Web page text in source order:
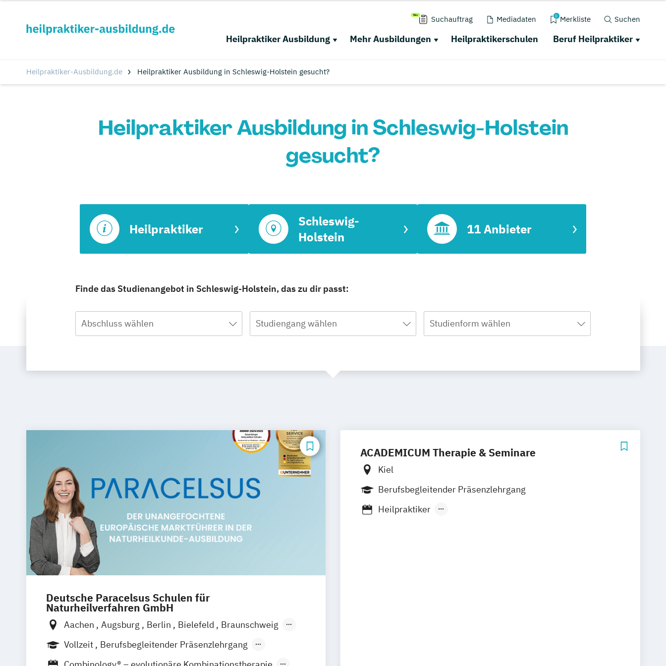
Suchauftrag Mediadaten 0 Merkliste Suchen
Heilpraktiker Ausbildung Mehr Ausbildungen Heilpraktikerschulen Beruf Heilpraktiker
Heilpraktiker-Ausbildung.de Heilpraktiker Ausbildung in Schleswig-Holstein gesucht?
Heilpraktiker Ausbildung in Schleswig-Holstein
gesucht?
Heilpraktiker
Schleswig-
Holstein
11 Anbieter
Finde das Studienangebot in Schleswig-Holstein, das zu dir passt:
Abschluss wählen Studiengang wählen Studienform wählen
Deutsche Paracelsus Schulen für
Naturheilverfahren GmbH
Aachen Augsburg Berlin Bielefeld
Braunschweig
Bremen
Chemnitz Dortmund Dresden
Essen Frankfurt am Main Freiburg
Gießen
Vollzeit
Berufsbegleitender Präsenzlehrgang
Fernlehrgang
ACADEMICUM Therapie & Seminare
Kiel
Berufsbegleitender Präsenzlehrgang
Heilpraktiker